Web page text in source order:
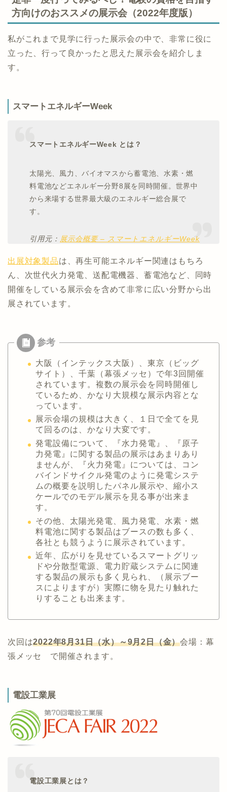
方向けのおススメの展示会（2022年度版）
私がこれまで見学に行った展示会の中で、非常に役に
立った、行って良かったと思えた展示会を紹介しま
す。
スマートエネルギーWeek
スマートエネルギーWeek とは？
太陽光、風力、バイオマスから蓄電池、水素・燃
料電池などエネルギー分野8展を同時開催。世界中
から来場する世界最大級のエネルギー総合展で
す。
引用元： 展示会概要 – スマートエネルギーWeek
出展対象製品は、再生可能エネルギー関連はもちろ
ん、次世代火力発電、送配電機器、蓄電池など、同時
開催をしている展示会を含めて非常に広い分野から出
展されています。
大阪（インテックス大阪）、東京（ビッグ
サイト）、千葉（幕張メッセ）で年3回開催
されています。複数の展示会を同時開催し
ているため、かなり大規模な展示内容とな
っています。
展示会場の規模は大きく、１日で全てを見
て回るのは、かなり大変です。
発電設備について、『水力発電』、『原子
力発電』に関する製品の展示はあまりあり
ませんが、『火力発電』については、コン
バインドサイクル発電のように発電システ
ムの概要を説明したパネル展示や、縮小ス
ケールでのモデル展示を見る事が出来ま
す。
その他、太陽光発電、風力発電、水素・燃
料電池に関する製品はブースの数も多く、
各社とも競うように展示されています。
近年、広がりを見せているスマートグリッ
ドや分散型電源、電力貯蔵システムに関連
する製品の展示も多く見られ、（展示ブー
スによりますが）実際に物を見たり触れた
りすることも出来ます。
次回は2022年8月31日（水）～9月2日（金）会場：幕
張メッセ で開催されます。
電設工業展
電設工業展とは？